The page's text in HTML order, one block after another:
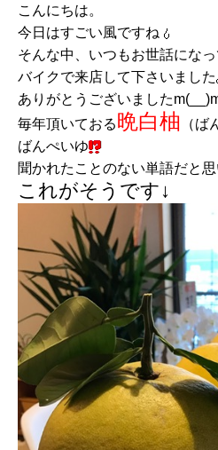
こんにちは。
今日はすごい風ですね
そんな中、いつもお世話にな
バイクで来店して下さいました
ありがとうございました
毎年頂いておる晩白柚
（ば
ばんぺいゆ
聞かれたことのない単語だと
これがそうです↓